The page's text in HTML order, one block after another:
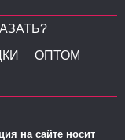
ОПТОМ
на сайте носит